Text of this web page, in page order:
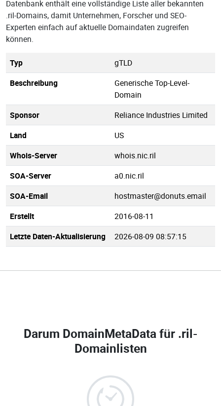
Datenbank enthält eine vollständige Liste aller bekannten
.ril-Domains, damit Unternehmen, Forscher und SEO-
Experten einfach auf aktuelle Domaindaten zugreifen
können.
Typ
gTLD
Beschreibung
Generische Top-Level-
Domain
Sponsor
Reliance Industries Limited
Land
US
Whois-Server
whois.nic.ril
SOA-Server
a0.nic.ril
SOA-Email
hostmaster@donuts.email
Erstellt
2016-08-11
Letzte Daten-Aktualisierung
2026-08-09 08:57:15
Darum DomainMetaData für .ril-
Domainlisten